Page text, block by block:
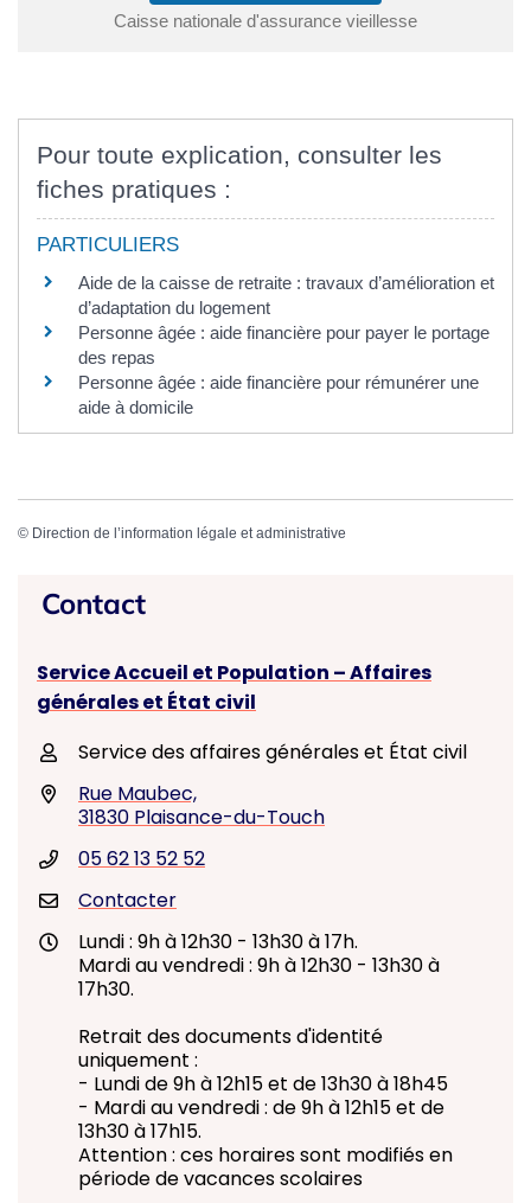
Caisse nationale d'assurance vieillesse
Pour toute explication, consulter les
fiches pratiques :
PARTICULIERS
Aide de la caisse de retraite : travaux d’amélioration et
d’adaptation du logement
Personne âgée : aide financière pour payer le portage
des repas
Personne âgée : aide financière pour rémunérer une
aide à domicile
© Direction de l’information légale et administrative
Contact
Service Accueil et Population – Affaires
générales et État civil
Service des affaires générales et État civil
Rue Maubec,
31830 Plaisance-du-Touch
05 62 13 52 52
Contacter
Lundi : 9h à 12h30 - 13h30 à 17h.
Mardi au vendredi : 9h à 12h30 - 13h30 à
17h30.
Retrait des documents d'identité
uniquement :
- Lundi de 9h à 12h15 et de 13h30 à 18h45
- Mardi au vendredi : de 9h à 12h15 et de
13h30 à 17h15.
Attention : ces horaires sont modifiés en
période de vacances scolaires